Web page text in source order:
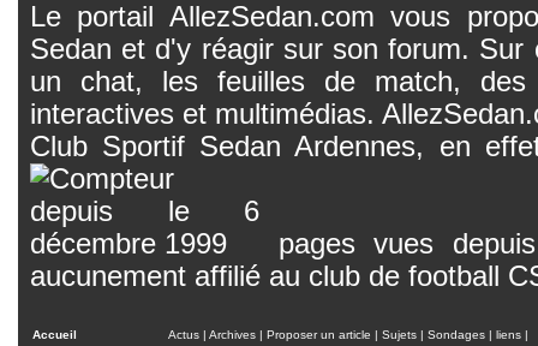
Le portail AllezSedan.com vous
Sedan et d'y réagir sur son forum.
un chat, les feuilles de match, des
interactives et multimédias.
Club Sportif Sedan Ardennes, en
pages vues
aucunement affilié au club de football
Accueil Actus | Archives | Proposer un article | Sujets | Sondages | liens |